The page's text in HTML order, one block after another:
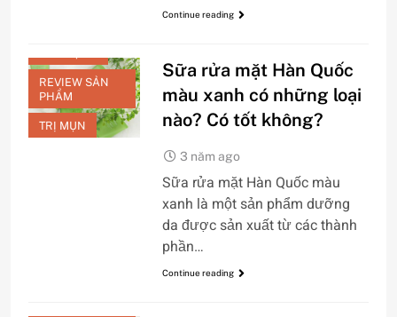
Continue reading
REVIEW SẢN
PHẨM
TRỊ MỤN
Sữa rửa mặt Hàn Quốc
màu xanh có những loại
nào? Có tốt không?
3 năm ago
Sữa rửa mặt Hàn Quốc màu
xanh là một sản phẩm dưỡng
da được sản xuất từ các thành
phần…
Continue reading